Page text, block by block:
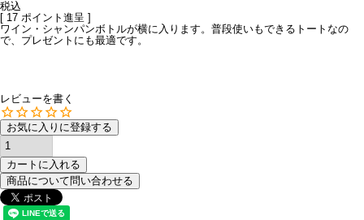
税込
[ 17 ポイント進呈 ]
ワイン・シャンパンボトルが横に入ります。普段使いもできるトートなの
で、プレゼントにも最適です。
レビューを書く
お気に入りに登録する
カートに入れる
商品について問い合わせる